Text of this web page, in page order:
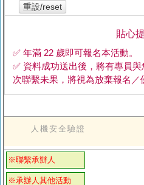
重設/reset
貼心
✅ 年滿 22 歲即可報名本活動。
✅ 資料成功送出後，將有專員
次聯繫未果，將視為放棄報名／
人機安全驗證
※聯繫承辦人
※承辦人其他活動